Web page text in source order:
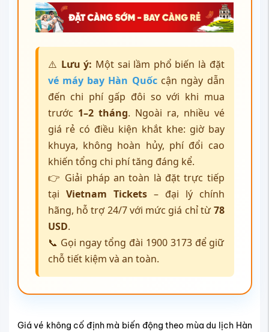
⚠️ Lưu ý: Một sai lầm phổ biến là đặt
vé máy bay Hàn Quốccận ngày dẫn
đến chi phí gấp đôi so với khi mua
trước 1–2 tháng. Ngoài ra, nhiều vé
giá rẻ có điều kiện khắt khe: giờ bay
khuya, không hoàn hủy, phí đổi cao
khiến tổng chi phí tăng đáng kể.
👉 Giải pháp an toàn là đặt trực tiếp
tại Vietnam Tickets– đại lý chính
hãng, hỗ trợ 24/7 với mức giá chỉ từ78
USD.
📞 Gọi ngay tổng đài 1900 3173 để giữ
chỗ tiết kiệm và an toàn.
Giá vé không cố định mà biến động theo mùa du lịch Hàn